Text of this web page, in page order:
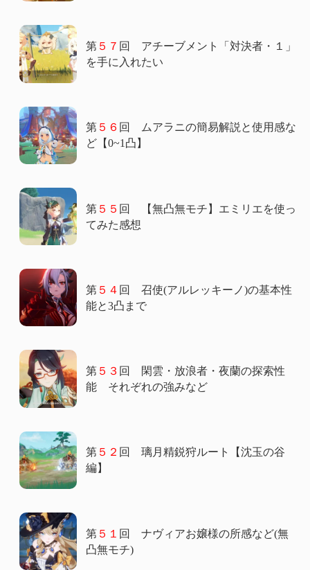
第５７ 回 アチーブメント「対決者・１」
を手に入れたい
第５６ 回 ムアラニの簡易解説と使用感な
ど【0~1凸】
第５５ 回 【無凸無モチ】エミリエを使っ
てみた感想
第５４ 回 召使(アルレッキーノ)の基本性
能と3凸まで
第５３ 回 閑雲・放浪者・夜蘭の探索性
能 それぞれの強みなど
第５２ 回 璃月精鋭狩ルート【沈玉の谷
編】
第５１ 回 ナヴィアお嬢様の所感など(無
凸無モチ)